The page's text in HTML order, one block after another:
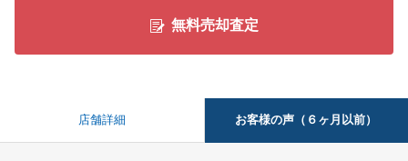
無料売却査定
店舗詳細 お客様の声（６ヶ月以前）